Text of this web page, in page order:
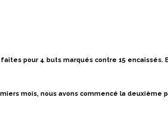
pour 4 buts marqués contre 15 encaissés.
mois, nous avons commencé la deuxième